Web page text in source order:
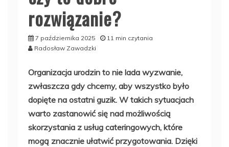
rozwiązanie?
7 października 2025
11 min czytania
Radosław Zawadzki
Organizacja urodzin to nie lada wyzwanie,
zwłaszcza gdy chcemy, aby wszystko było
dopięte na ostatni guzik. W takich sytuacjach
warto zastanowić się nad możliwością
skorzystania z usług cateringowych, które
mogą znacznie ułatwić przygotowania. Dzięki